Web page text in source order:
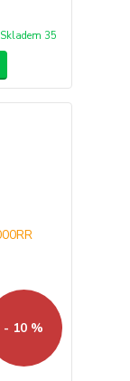
Skladem 35
- 10 %